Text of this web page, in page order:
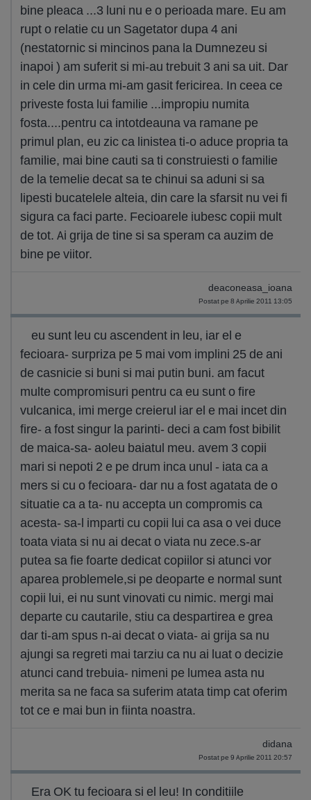
bine pleaca ...3 luni nu e o perioada mare. Eu am
rupt o relatie cu un Sagetator dupa 4 ani
(nestatornic si mincinos pana la Dumnezeu si
inapoi ) am suferit si mi-au trebuit 3 ani sa uit. Dar
in cele din urma mi-am gasit fericirea. In ceea ce
priveste fosta lui familie ...impropiu numita
fosta....pentru ca intotdeauna va ramane pe
primul plan, eu zic ca linistea ti-o aduce propria ta
familie, mai bine cauti sa ti construiesti o familie
de la temelie decat sa te chinui sa aduni si sa
lipesti bucatelele alteia, din care la sfarsit nu vei fi
sigura ca faci parte. Fecioarele iubesc copii mult
de tot. Ai grija de tine si sa speram ca auzim de
bine pe viitor.
deaconeasa_ioana
Postat pe 8 Aprilie 2011 13:05
eu sunt leu cu ascendent in leu, iar el e
fecioara- surpriza pe 5 mai vom implini 25 de ani
de casnicie si buni si mai putin buni. am facut
multe compromisuri pentru ca eu sunt o fire
vulcanica, imi merge creierul iar el e mai incet din
fire- a fost singur la parinti- deci a cam fost bibilit
de maica-sa- aoleu baiatul meu. avem 3 copii
mari si nepoti 2 e pe drum inca unul - iata ca a
mers si cu o fecioara- dar nu a fost agatata de o
situatie ca a ta- nu accepta un compromis ca
acesta- sa-l imparti cu copii lui ca asa o vei duce
toata viata si nu ai decat o viata nu zece.s-ar
putea sa fie foarte dedicat copiilor si atunci vor
aparea problemele,si pe deoparte e normal sunt
copii lui, ei nu sunt vinovati cu nimic. mergi mai
departe cu cautarile, stiu ca despartirea e grea
dar ti-am spus n-ai decat o viata- ai grija sa nu
ajungi sa regreti mai tarziu ca nu ai luat o decizie
atunci cand trebuia- nimeni pe lumea asta nu
merita sa ne faca sa suferim atata timp cat oferim
tot ce e mai bun in fiinta noastra.
didana
Postat pe 9 Aprilie 2011 20:57
Era OK tu fecioara si el leu! In conditiile